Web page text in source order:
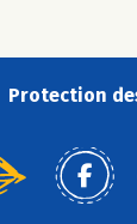
Protection